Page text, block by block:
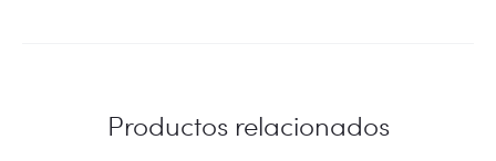
Productos relacionados